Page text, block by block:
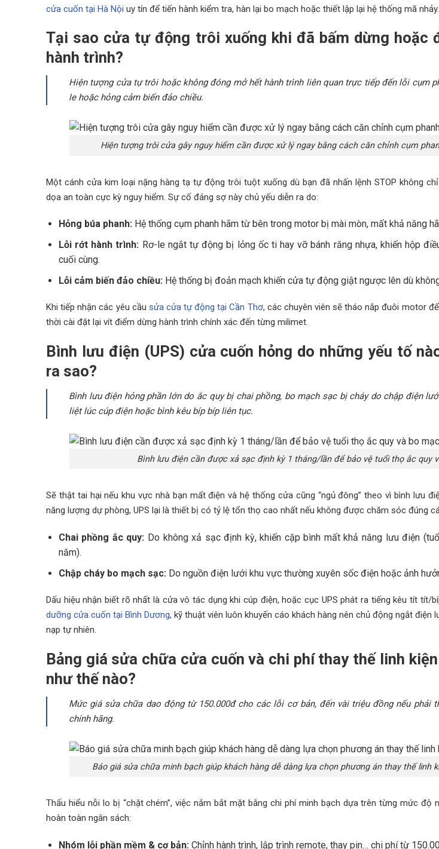
cửa cuốn tại Hà Nội uy tín để tiến hành kiểm tra, hàn lại bo mạch hoặc thiết lập lại hệ thống mã nhảy.
Tại sao cửa tự động trôi xuống khi đã bấm dừng hoặc
hành trình?
Hiện tượng cửa tự trôi hoặc không đóng mở hết hành trình liên quan trực tiếp đến lỗi cụm
le hoặc hỏng cảm biến đảo chiều.
Hiện tượng trôi cửa gây nguy hiểm cần được xử lý ngay bằng cách căn chỉnh cụm
Một cánh cửa kim loại nặng hàng tạ tự động trôi tuột xuống dù bạn đã nhấn lệnh STOP không
dọa an toàn cực kỳ nguy hiểm. Sự cố đáng sợ này chủ yếu diễn ra do:
Hỏng búa phanh:Hệ thống cụm phanh hãm từ bên trong motor bị mài mòn, mất khả năng
Lỗi rớt hành trình: Rơ-le ngắt tự động bị lỏng ốc ti hay vỡ bánh răng nhựa, khiến hộp
cuối cùng.
Lỗi cảm biến đảo chiều: Hệ thống bị đoản mạch khiến cửa tự động giật ngược lên dù
Khi tiếp nhận các yêu cầu sửa cửa tự động tại Cần Thơ, các chuyên viên sẽ tháo nắp đuôi motor
thời cài đặt lại vít điểm dừng hành trình chính xác đến từng milimet.
Bình lưu điện (UPS) cửa cuốn hỏng do những yếu tố
ra sao?
Bình lưu điện hỏng phần lớn do ắc quy bị chai phồng, bo mạch sạc bị cháy do chập điện
liệt lúc cúp điện hoặc bình kêu bíp bíp liên tục.
Bình lưu điện cần được xả sạc định kỳ 1 tháng/lần để bảo vệ tuổi thọ ắc quy
Sẽ thật tai hại nếu khu vực nhà bạn mất điện và hệ thống cửa cũng “ngủ đông” theo vì bình lưu
năng lượng dự phòng, UPS lại là thiết bị có tỷ lệ tổn thọ cao nhất nếu không được chăm sóc đúng
Chai phồng ắc quy: Do không xả sạc định kỳ, khiến cặp bình mất khả năng lưu điện
năm).
Chập cháy bo mạch sạc: Do nguồn điện lưới khu vực thường xuyên sốc điện hoặc ảnh
Dấu hiệu nhận biết rõ nhất là cửa vô tác dụng khi cúp điện, hoặc cục UPS phát ra tiếng kêu tít tít/
dưỡng cửa cuốn tại Bình Dương, kỹ thuật viên luôn khuyến cáo khách hàng nên chủ động ngắt
nạp tự nhiên.
Bảng giá sửa chữa cửa cuốn và chi phí thay thế linh
như thế nào?
Mức giá sửa chữa dao động từ 150.000đ cho các lỗi cơ bản, đến vài triệu đồng nếu phải
chính hãng.
Báo giá sửa chữa minh bạch giúp khách hàng dễ dàng lựa chọn phương án thay thế linh
Thấu hiểu nỗi lo bị “chặt chém”, việc nắm bắt mặt bằng chi phí minh bạch dựa trên từng mức độ
hoàn toàn ngân sách:
Nhóm lỗi phần mềm & cơ bản:Chỉnh hành trình, lập trình remote, thay pin… chi phí từ